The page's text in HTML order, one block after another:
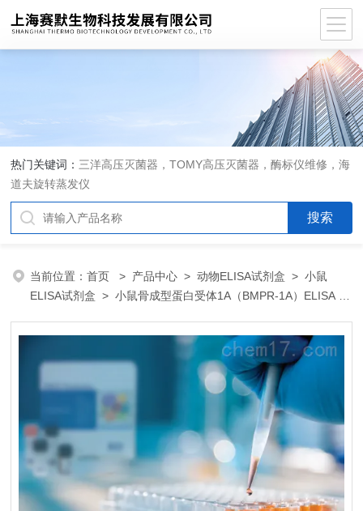
热门关键词： 三洋高压灭菌器，TOMY高压灭菌器，酶标仪维修，海
道夫旋转蒸发仪
当前位置：首页 > 产品中心 >动物ELISA试剂盒 >小鼠
ELISA试剂盒 > 小鼠骨成型蛋白受体1A（BMPR-1A）ELISA 试